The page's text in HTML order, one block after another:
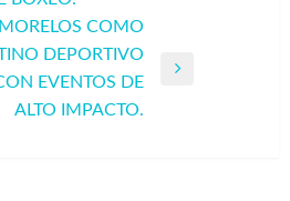
COMO
DEPORTIVO
EVENTOS DE
ALTO IMPACTO.